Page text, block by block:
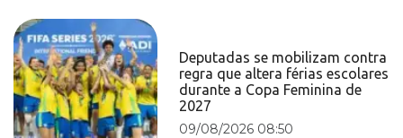
Deputadas se mobilizam contra
regra que altera férias escolares
durante a Copa Feminina de
2027
09/08/2026 08:50